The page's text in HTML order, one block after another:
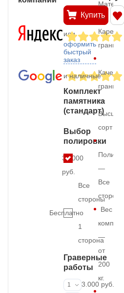
Купить
или
оформить
быстрый
заказ
и наличные
Комплект
памятника
(стандарт)
Выбор
полировки
38.000
руб.
Все
стороны
Бесплатно
1
сторона
Граверные
работы
ФИО и даты
1
3.000 руб.
—
гранит
гранита
—
Высший
сорт
—
Все
Вес
—
от
200
кг.